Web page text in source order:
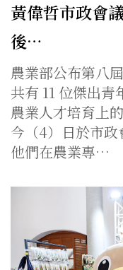
黃偉哲市政會
後…
農業部公布第八
共有 11 位傑出
農業人才培育上
今（4）日於市
他們在農業專…